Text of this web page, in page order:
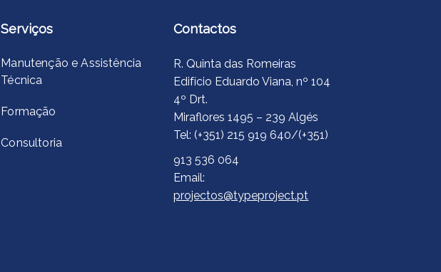
Serviços
Manutenção e Assistência
Técnica
Formação
Consultoria
Contactos
R. Quinta das Romeiras
Edifício Eduardo Viana, nº 104
4º Drt.
Miraflores 1495 – 239 Algés
Tel: (+351) 215 919 640/(+351)
913 536 064
Email:
projectos@typeproject.pt